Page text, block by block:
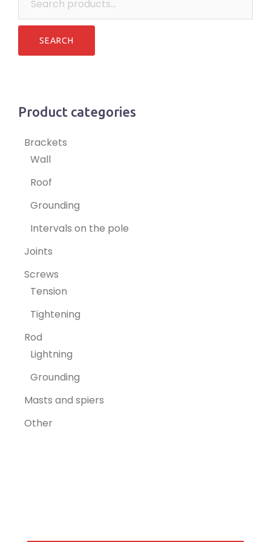
Product categories
Brackets
Wall
Roof
Grounding
Intervals on the pole
Joints
Screws
Tension
Tightening
Rod
Lightning
Grounding
Masts and spiers
Other